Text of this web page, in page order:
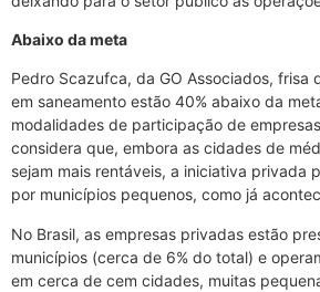
Abaixo da meta
Pedro Scazufca, da GO Associados, frisa
em saneamento estão 40% abaixo da
modalidades de participação de
considera que, embora as cidades de
sejam mais rentáveis, a iniciativa privada
por municípios pequenos, como já
No Brasil, as empresas privadas estão
municípios (cerca de 6% do total) e
em cerca de cem cidades, muitas